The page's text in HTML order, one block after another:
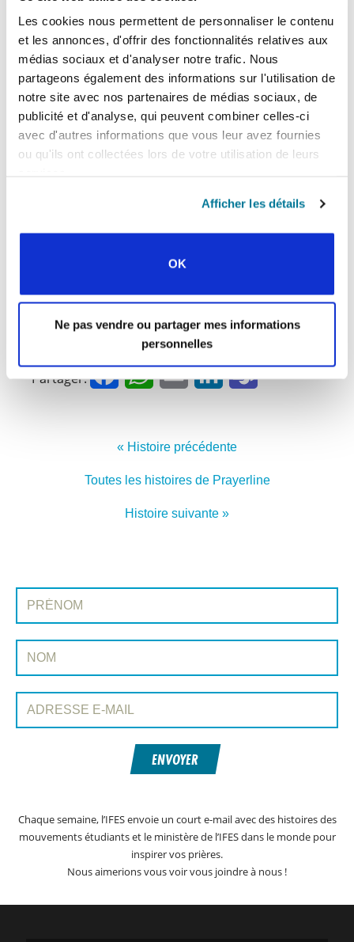
Les cookies nous permettent de personnaliser le contenu
et les annonces, d'offrir des fonctionnalités relatives aux
médias sociaux et d'analyser notre trafic. Nous
partageons également des informations sur l'utilisation de
notre site avec nos partenaires de médias sociaux, de
publicité et d'analyse, qui peuvent combiner celles-ci
avec d'autres informations que vous leur avez fournies
ou qu'ils ont collectées lors de votre utilisation de leurs
Afficher les détails
OK
Ne pas vendre ou partager mes informations
personnelles
duquel « La génération Z sera invitée à voir
pour elle-même ce que Dieu fait autour du
monde et à découvrir son propre rôle dans la
mission de Dieu. » Priez que les derniers
préparatifs se déroulent sans problème pour
qu’une nouvelle génération puisse « suivre
Dieu, où qu’il nous conduise ».
Si vous êtes aux États-Unis et que vous aimeriez
mouvement de l’IFES, veuillez vous rendre sur
Link se fait une joie de vous aider à discerner
En Europe, vous pouvez explorer le ministère
étudiant interculturel avecIFES InterAction
Partager:
« Histoire précédente
Toutes les histoires de Prayerline
Histoire suivante »
INSCRIVEZ-VOUS À PRAYERLINE
ENVOYER
Chaque semaine, l’IFES envoie un court e-mail avec des histoires des
mouvements étudiants et le ministère de l’IFES dans le monde pour
inspirer vos prières.
Nous aimerions vous voir vous joindre à nous !